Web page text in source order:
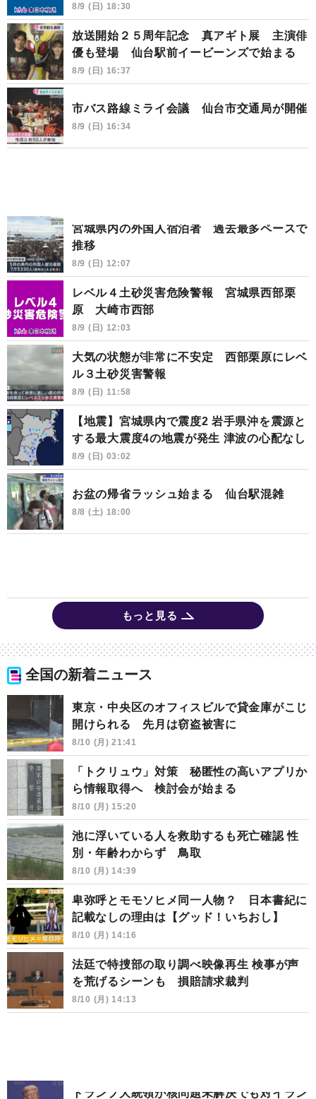
8/9 (日) 18:30
放送開始２５周年記念 真アギト展 主演俳
優も登場 仙台駅前イービーンズで始まる
8/9 (日) 16:37
市バス路線ミライ会議 仙台市交通局が開催
8/9 (日) 16:34
宮城県内の外国人宿泊者 過去最多ペースで
推移
8/9 (日) 12:07
レベル４土砂災害危険警報 宮城県西部栗
原 大崎市西部
8/9 (日) 12:03
大気の状態が非常に不安定 西部栗原にレベ
ル３土砂災害警報
8/9 (日) 11:58
【地震】宮城県内で震度2 岩手県沖を震源と
する最大震度4の地震が発生 津波の心配なし
8/9 (日) 03:02
お盆の帰省ラッシュ始まる 仙台駅混雑
8/8 (土) 18:00
もっと見る
全国の新着ニュース
東京・中央区のオフィスビルで貸金庫がこじ
開けられる 先月は窃盗被害に
8/10 (月) 21:41
「トクリュウ」対策 秘匿性の高いアプリか
ら情報取得へ 検討会が始まる
8/10 (月) 15:20
池に浮いている人を救助するも死亡確認 性
別・年齢わからず 鳥取
8/10 (月) 14:39
卑弥呼とモモソヒメ同一人物？ 日本書紀に
記載なしの理由は【グッド！いちおし】
8/10 (月) 14:16
法廷で特捜部の取り調べ映像再生 検事が声
を荒げるシーンも 損賠請求裁判
8/10 (月) 14:13
トランプ大統領が核問題未解決でも対イラン